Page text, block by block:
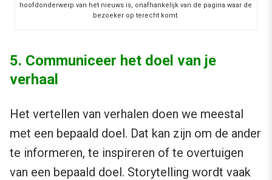
hoofdonderwerp van het nieuws is, onafhankelijk van de pagina waar de
bezoeker op terecht komt.
5. Communiceer het doel van je
verhaal
Het vertellen van verhalen doen we meestal
met een bepaald doel. Dat kan zijn om de ander
te informeren, te inspireren of te overtuigen
van een bepaald doel. Storytelling wordt vaak